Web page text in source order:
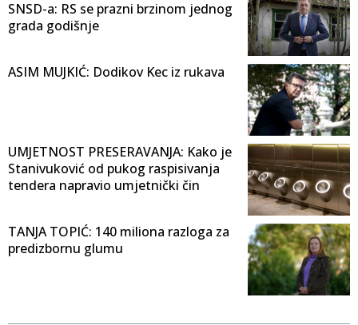
SNSD-a: RS se prazni brzinom jednog
grada godišnje
ASIM MUJKIĆ: Dodikov Kec iz rukava
UMJETNOST PRESERAVANJA: Kako je
Stanivuković od pukog raspisivanja
tendera napravio umjetnički čin
TANJA TOPIĆ: 140 miliona razloga za
predizbornu glumu